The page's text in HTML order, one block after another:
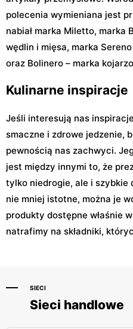
polecenia wymieniana jest
nabiał marka Miletto, marka
wędlin i mięsa, marka
oraz Bolinero – marka
Kulinarne inspiracje
Jeśli interesują nas
smaczne i zdrowe jedzenie,
pewnością nas zachwyci.
jest między innymi to, że
tylko niedrogie, ale i szybkie
nie mniej istotne, można je
produkty dostępne właśnie
natrafimy na składniki,
SIECI
Sieci handlowe